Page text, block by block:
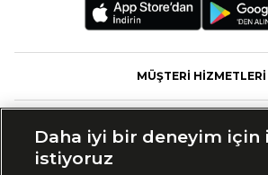
MÜŞTERİ HİZMETLERİ
Daha iyi bir deneyim için
istiyoruz